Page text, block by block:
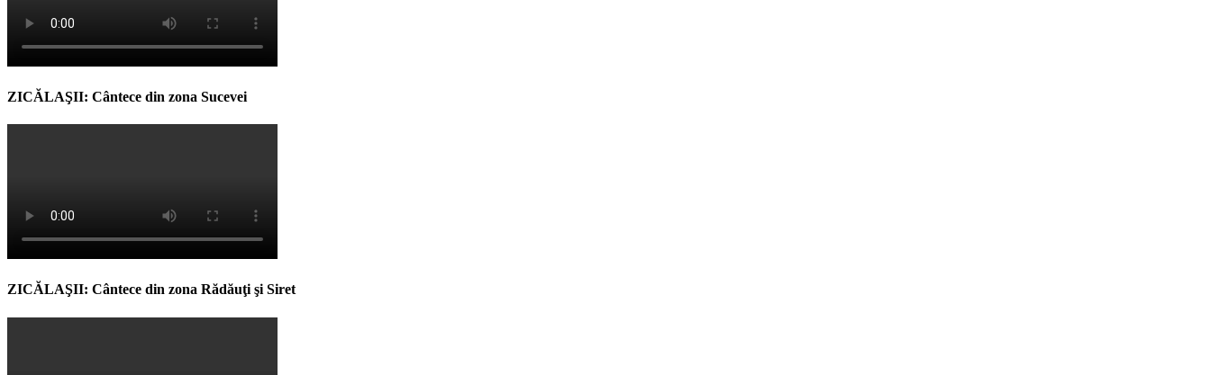
ZICĂLAŞII: Cântece din zona Sucevei
ZICĂLAŞII: Cântece din zona Rădăuţi şi Siret